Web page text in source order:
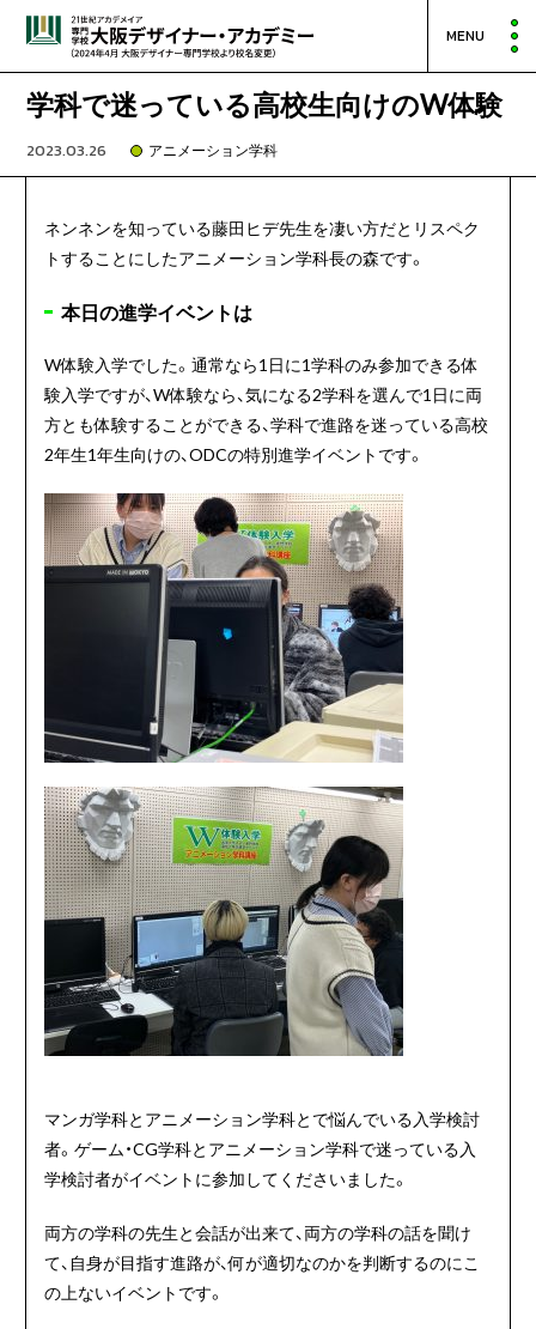
MENU
学科で迷っている高校生向けのW体験
2023.03.26 アニメーション学科
ネンネンを知っている藤田ヒデ先生を凄い方だとリスペク
トすることにしたアニメーション学科長の森です。
本日の進学イベントは
W体験入学でした。通常なら1日に1学科のみ参加できる体
験入学ですが、W体験なら、気になる2学科を選んで1日に両
方とも体験することができる、学科で進路を迷っている高校
2年生1年生向けの、ODCの特別進学イベントです。
マンガ学科とアニメーション学科とで悩んでいる入学検討
者。ゲーム・CG学科とアニメーション学科で迷っている入
学検討者がイベントに参加してくださいました。
両方の学科の先生と会話が出来て、両方の学科の話を聞け
て、自身が目指す進路が、何が適切なのかを判断するのにこ
の上ないイベントです。